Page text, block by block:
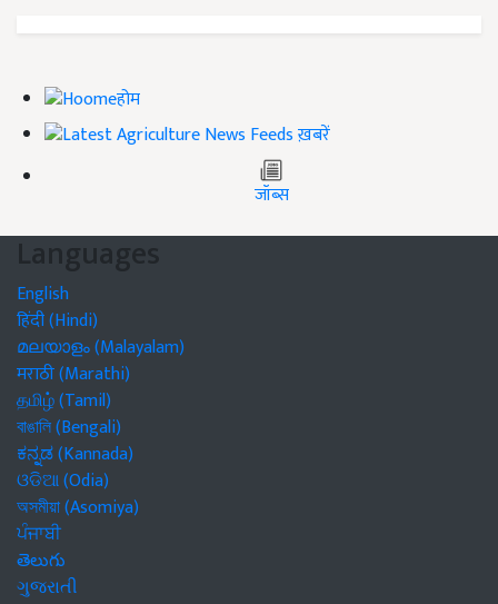
होम
ख़बरें
जॉब्स
Languages
English
हिंदी (Hindi)
മലയാളം (Malayalam)
मराठी (Marathi)
தமிழ் (Tamil)
বাঙালি (Bengali)
ಕನ್ನಡ (Kannada)
ଓଡିଆ (Odia)
অসমীয়া (Asomiya)
ਪੰਜਾਬੀ
తెలుగు
ગુજરાતી